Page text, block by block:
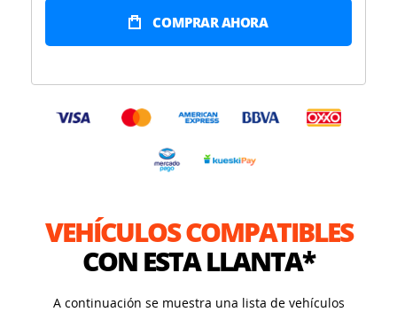
COMPRAR AHORA
VEHÍCULOS COMPATIBLES
CON ESTA LLANTA*
A continuación se muestra una lista de vehículos